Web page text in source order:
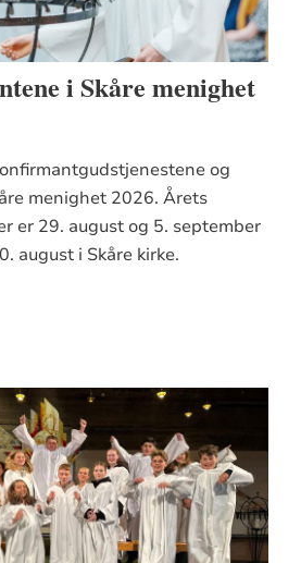
i Skåre menighet
og
menighet 2026. Årets
er 29. august og 5. september
august i Skåre kirke.